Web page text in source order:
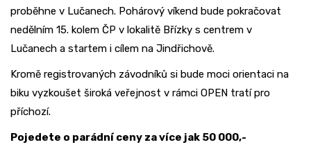
proběhne v Lučanech. Pohárový víkend bude pokračovat
nedělním 15. kolem ČP v lokalitě Břízky s centrem v
Lučanech a startem i cílem na Jindřichově.
Kromě registrovaných závodníků si bude moci orientaci na
biku vyzkoušet široká veřejnost v rámci OPEN tratí pro
příchozí.
Pojedete o parádní ceny za více jak 50 000,-